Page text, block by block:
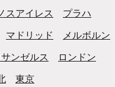
スアイレス
プラハ
マドリッド
メルボルン
サンゼルス
ロンドン
東京